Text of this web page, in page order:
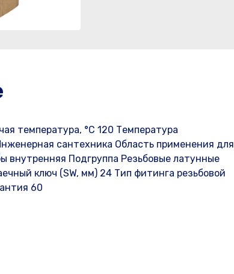
температура, °С 120 Температура
сантехника Область применения для
внутренняя Подгруппа Резьбовые латунные
ключ (SW, мм) 24 Тип фитинга резьбовой
60